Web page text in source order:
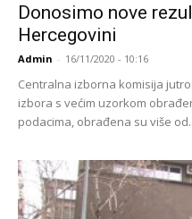
Donosimo nove
Hercegovini
Admin - 16/11/2020 - 10:16
Centralna izborna komisija
izbora s većim uzorkom
podacima, obrađena su više